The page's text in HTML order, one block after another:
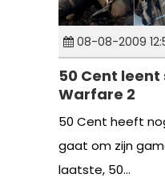
08-08-2009
50 Cent
Warfare 2
50 Cent heeft
gaat om zijn
laatste, 50...